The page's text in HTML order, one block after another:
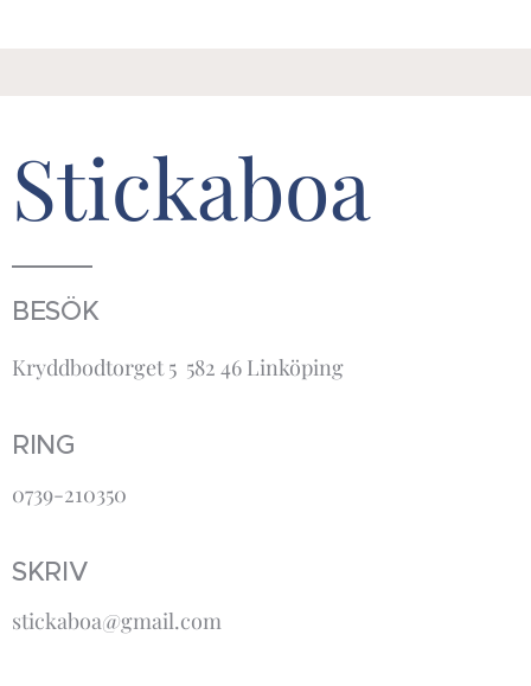
Stickaboa
BESÖK
Kryddbodtorget 5 582 46 Linköping
RING
0739-210350
SKRIV
stickaboa@gmail.com